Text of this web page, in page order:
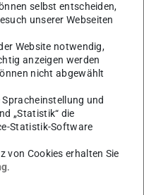
das schwere Erdbeben
Februar gefordert.
verloren. Weite
Gebäude
und langwierig
selbst entscheiden,
unserer Webseiten
Website notwendig,
anzeigen werden
nicht abgewählt
und
„Statistik“ die
Statistik-Software
von Cookies erhalten Sie
.